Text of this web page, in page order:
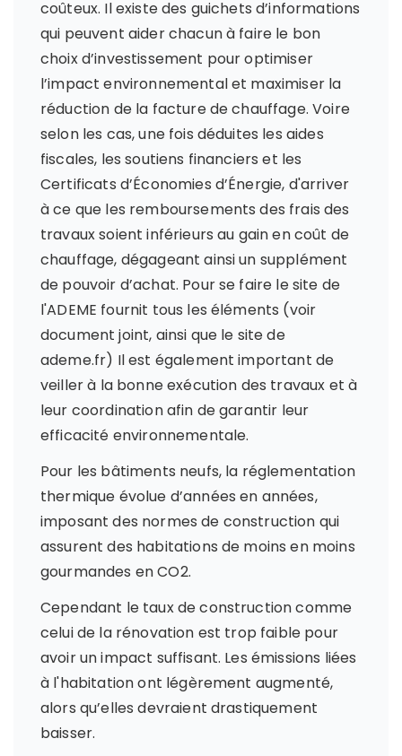
coûteux. Il existe des guichets d’informations
qui peuvent aider chacun à faire le bon
choix d’investissement pour optimiser
l’impact environnemental et maximiser la
réduction de la facture de chauffage. Voire
selon les cas, une fois déduites les aides
fiscales, les soutiens financiers et les
Certificats d’Économies d’Énergie, d'arriver
à ce que les remboursements des frais des
travaux soient inférieurs au gain en coût de
chauffage, dégageant ainsi un supplément
de pouvoir d’achat. Pour se faire le site de
l'ADEME fournit tous les éléments (voir
document joint, ainsi que le site de
ademe.fr) Il est également important de
veiller à la bonne exécution des travaux et à
leur coordination afin de garantir leur
efficacité environnementale.
Pour les bâtiments neufs, la réglementation
thermique évolue d’années en années,
imposant des normes de construction qui
assurent des habitations de moins en moins
gourmandes en CO2.
Cependant le taux de construction comme
celui de la rénovation est trop faible pour
avoir un impact suffisant. Les émissions liées
à l'habitation ont légèrement augmenté,
alors qu’elles devraient drastiquement
baisser.